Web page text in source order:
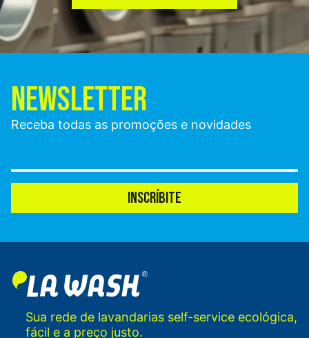
NEWSLETTER
Receba todas as promoções e novidades
INSCRÍBITE
Sua rede de lavandarias self-service ecológica,
fácil e a preço justo.